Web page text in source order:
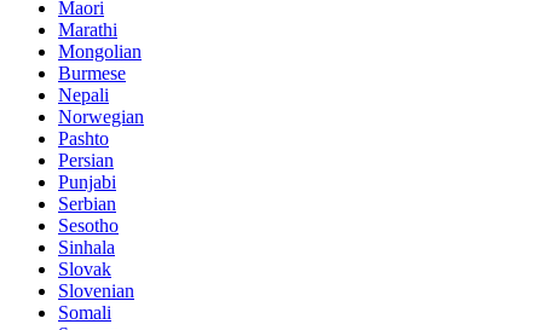
Maori
Marathi
Mongolian
Burmese
Nepali
Norwegian
Pashto
Persian
Punjabi
Serbian
Sesotho
Sinhala
Slovak
Slovenian
Somali